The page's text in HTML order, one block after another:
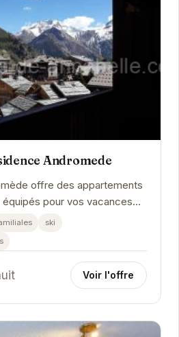
Andromede
offre des appartements
pour vos vacances
de la proximité des
ski
Voir l'offre